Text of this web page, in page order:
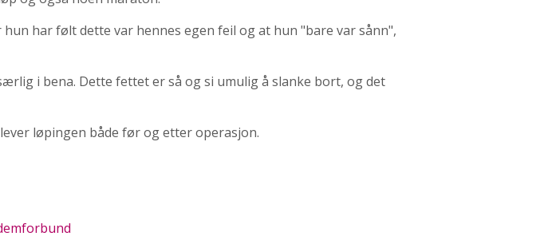
har følt dette var hennes egen feil og at hun "bare var sånn",
i bena. Dette fettet er så og si umulig å slanke bort, og det
løpingen både før og etter operasjon.